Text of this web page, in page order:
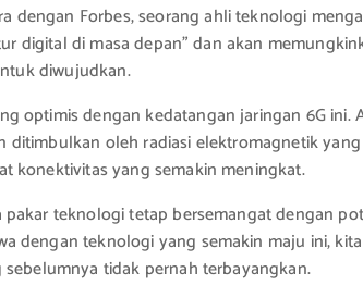
dengan Forbes, seorang ahli teknologi
digital di masa depan” dan akan
diwujudkan.
optimis dengan kedatangan jaringan 6G
ditimbulkan oleh radiasi elektromagnetik
konektivitas yang semakin meningkat.
pakar teknologi tetap bersemangat dengan
dengan teknologi yang semakin maju ini,
tidak pernah terbayangkan.